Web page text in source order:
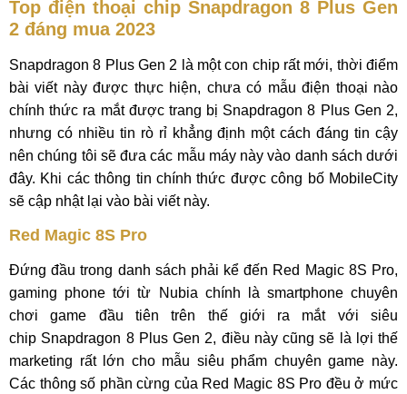
Top điện thoại chip Snapdragon 8 Plus Gen
2 đáng mua 2023
Snapdragon 8 Plus Gen 2 là một con chip rất mới, thời điểm
bài viết này được thực hiện, chưa có mẫu điện thoại nào
chính thức ra mắt được trang bị Snapdragon 8 Plus Gen 2,
nhưng có nhiều tin rò rỉ khẳng định một cách đáng tin cậy
nên chúng tôi sẽ đưa các mẫu máy này vào danh sách dưới
đây. Khi các thông tin chính thức được công bố MobileCity
sẽ cập nhật lại vào bài viết này.
Red Magic 8S Pro
Đứng đầu trong danh sách phải kể đến Red Magic 8S Pro,
gaming phone tới từ Nubia chính là smartphone chuyên
chơi game đầu tiên trên thế giới ra mắt với siêu
chip Snapdragon 8 Plus Gen 2, điều này cũng sẽ là lợi thế
marketing rất lớn cho mẫu siêu phẩm chuyên game này.
Các thông số phần cừng của Red Magic 8S Pro đều ở mức